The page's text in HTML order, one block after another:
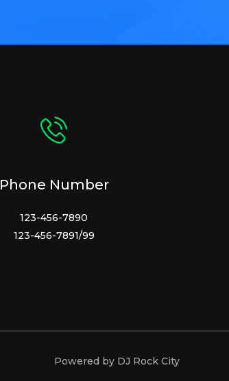
Phone Number
123-456-7890
123-456-7891/99
Powered by DJ Rock City